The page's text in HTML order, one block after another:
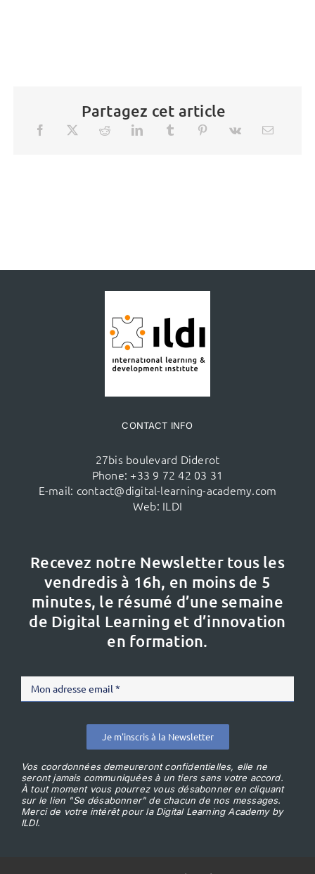
Partagez cet article
CONTACT INFO
27bis boulevard Diderot
Phone: +33 9 72 42 03 31
E-mail: contact@digital-learning-academy.com
Web: ILDI
Recevez notre Newsletter tous les
vendredis à 16h, en moins de 5
minutes, le résumé d’une semaine
de Digital Learning et d’innovation
en formation.
Je m'inscris à la Newsletter
Vos coordonnées demeureront confidentielles, elle ne
seront jamais communiquées à un tiers sans votre accord.
À tout moment vous pourrez vous désabonner en cliquant
sur le lien "Se désabonner" de chacun de nos messages.
Merci de votre intérêt pour la Digital Learning Academy by
ILDI.